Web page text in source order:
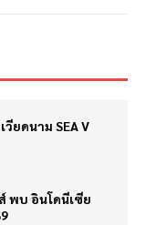
ยดนาม SEA V
พบ อินโดนีเซีย